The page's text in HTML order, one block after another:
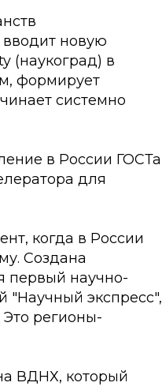
новую
(наукоград) в
формирует
системно
в России ГОСТа
для
когда в России
Создана
первый научно-
экспресс",
регионы-
ВДНХ, который